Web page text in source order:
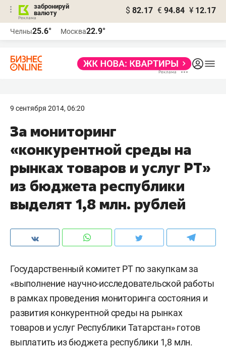
забронируй
валюту
$ 82.17 € 94.84 ¥ 12.17
Челны25.6° Москва22.9°
9 сентября 2014, 06:20
За мониторинг
«конкурентной среды на
рынках товаров и услуг РТ»
из бюджета республики
выделят 1,8 млн. рублей
Государственный комитет РТ по закупкам за
«выполнение научно-исследовательской работы
в рамках проведения мониторинга состояния и
развития конкурентной среды на рынках
товаров и услуг Республики Татарстан» готов
выплатить из бюджета республики 1,8 млн.